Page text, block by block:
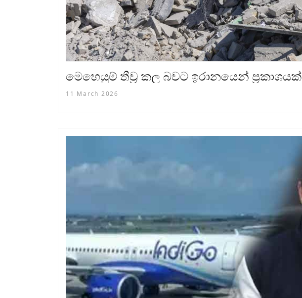
මෙහෙයුම් තීව්‍ර කල බවට ඉරානයෙන් ප්‍රකාශයක්
11 March 2026